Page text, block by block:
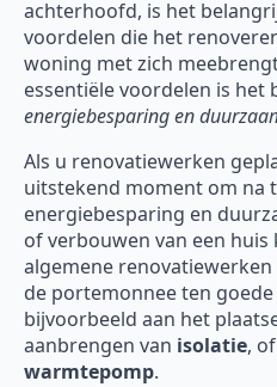
achterhoofd, is het
voordelen die het
woning met zich
essentiële voordelen is het
energiebesparing en
Als u renovatiewerken
uitstekend moment om na
energiebesparing en
of verbouwen van een
algemene
de portemonnee ten
bijvoorbeeld aan het
aanbrengen van isolatie,
warmtepomp.